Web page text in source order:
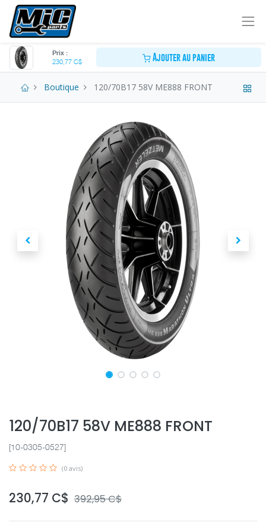
Prix :
230,77 C$ Ajouter au panier
Boutique 120/70B17 58V ME888 FRONT
120/70B17 58V ME888 FRONT
[10-0305-0527]
(0 avis)
230,77 C$ 392,95C$